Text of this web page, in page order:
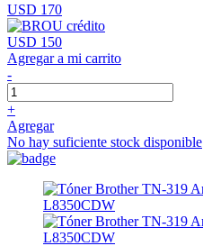
USD 170
USD 150
Agregar a mi carrito
-
+
Agregar
No hay suficiente stock disponible